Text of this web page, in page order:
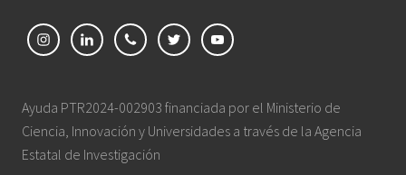
Ayuda PTR2024-002903 financiada por el Ministerio de
Ciencia, Innovación y Universidades a través de la Agencia
Estatal de Investigación